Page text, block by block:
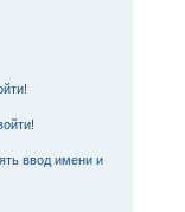
ввод имени и